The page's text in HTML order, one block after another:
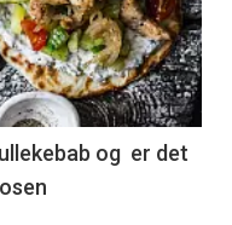
og er det